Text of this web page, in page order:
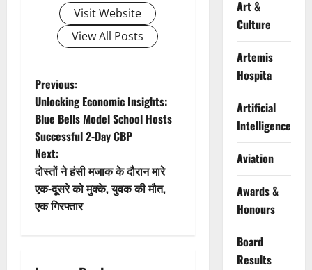
Visit Website
View All Posts
P
o
s
t
n
Previous:
Unlocking Economic Insights:
Blue Bells Model School Hosts
Successful 2-Day CBP
Next:
दोस्तों ने हंसी मजाक के दौरान मारे
एक-दूसरे को मुक्के, युवक की मौत,
एक गिरफ्तार
Art &
Culture
Artemis
Hospita
Artificial
Intelligence
Aviation
Awards &
Honours
Board
Results